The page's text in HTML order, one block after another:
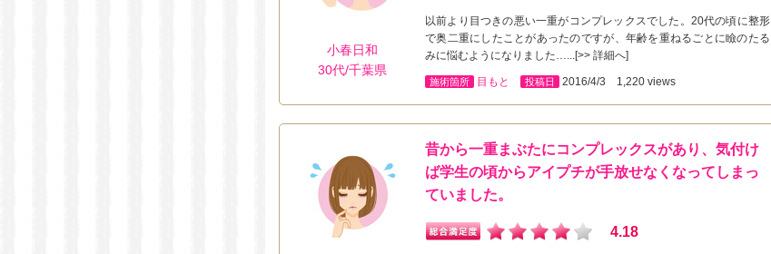
小春日和
30代/千葉県
以前より目つきの悪い一重がコンプレックスでした。20代の頃に整形
で奥二重にしたことがあったのですが、年齢を重ねるごとに瞼のたる
みに悩むようになりました…...[>> 詳細へ]
施術箇所 目もと 投稿日 2016/4/3 1,220 views
昔から一重まぶたにコンプレックスがあり、気付け
ば学生の頃からアイプチが手放せなくなってしまっ
ていました。
4.18